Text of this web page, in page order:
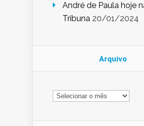
André de Paula hoje
Tribuna 20/01/2024
Arquivo
Arquivo